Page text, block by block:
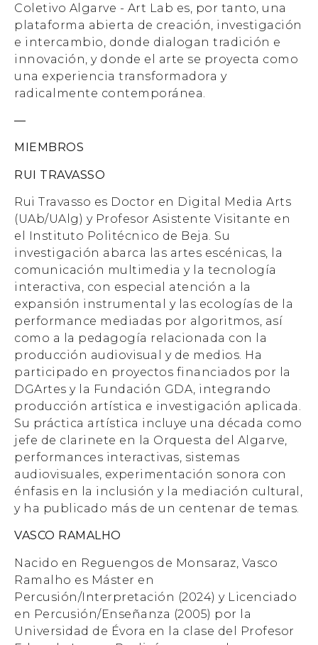
Coletivo Algarve - Art Lab es, por tanto, una
plataforma abierta de creación, investigación
e intercambio, donde dialogan tradición e
innovación, y donde el arte se proyecta como
una experiencia transformadora y
radicalmente contemporánea.
—
MIEMBROS
RUI TRAVASSO
Rui Travasso es Doctor en Digital Media Arts
(UAb/UAlg) y Profesor Asistente Visitante en
el Instituto Politécnico de Beja. Su
investigación abarca las artes escénicas, la
comunicación multimedia y la tecnología
interactiva, con especial atención a la
expansión instrumental y las ecologías de la
performance mediadas por algoritmos, así
como a la pedagogía relacionada con la
producción audiovisual y de medios. Ha
participado en proyectos financiados por la
DGArtes y la Fundación GDA, integrando
producción artística e investigación aplicada.
Su práctica artística incluye una década como
jefe de clarinete en la Orquesta del Algarve,
performances interactivas, sistemas
audiovisuales, experimentación sonora con
énfasis en la inclusión y la mediación cultural,
y ha publicado más de un centenar de temas.
VASCO RAMALHO
Nacido en Reguengos de Monsaraz, Vasco
Ramalho es Máster en
Percusión/Interpretación (2024) y Licenciado
en Percusión/Enseñanza (2005) por la
Universidad de Évora en la clase del Profesor